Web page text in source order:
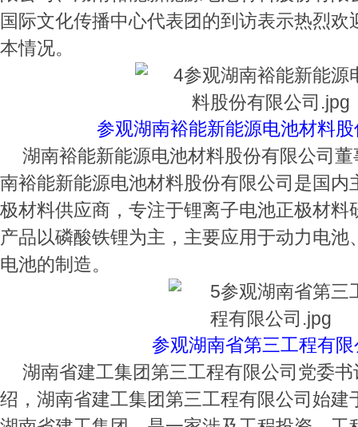
国际文化传播中心代表团的到访表示热烈欢
本情况。
参观湖南裕能新能源电池材料
湖南裕能新能源电池材料股份有限公司
南裕能新能源电池材料股份有限公司是国内
极材料供应商，专注于锂离子电池正极材料
产品以磷酸铁锂为主，主要应用于动力电池
电池的制造。
参观湖南省第三工程有限
湖南省建工集团第三工程有限公司党委
绍，湖南省建工集团第三工程有限公司始建